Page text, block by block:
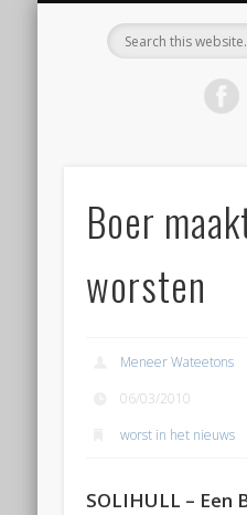
Boer
worsten
Meneer Wateetons
06/03/2010
worst in het nieuws
SOLIHULL –